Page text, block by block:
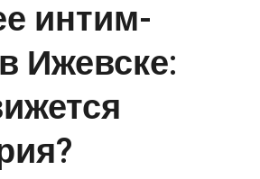
интим-
Ижевске: